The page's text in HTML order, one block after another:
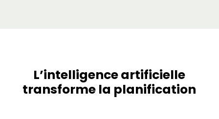
L’intelligence artificielle
transforme la planification